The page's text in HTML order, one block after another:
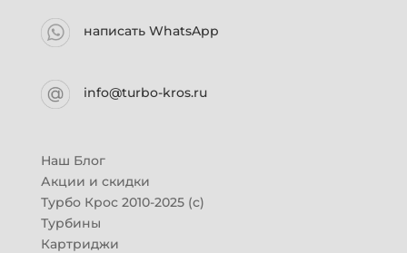
написать WhatsApp
info@turbo-kros.ru
Наш Блог
Акции и скидки
Турбо Крос 2010-2025 (с)
Турбины
Картриджи